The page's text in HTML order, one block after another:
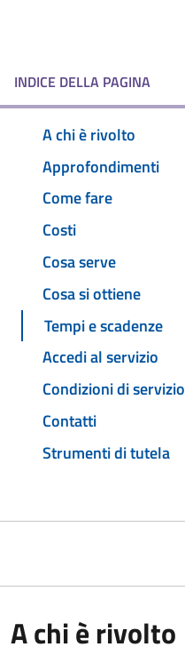
INDICE DELLA PAGINA
A chi è rivolto
Approfondimenti
Come fare
Costi
Cosa serve
Cosa si ottiene
Tempi e scadenze
Accedi al servizio
Condizioni di servizio
Contatti
Strumenti di tutela
A chi è rivolto